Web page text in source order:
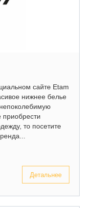
сайте Etam
нижнее белье
приобрести
то посетите
Детальнее